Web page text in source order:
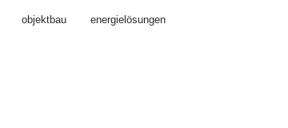
objektbau
energielösungen